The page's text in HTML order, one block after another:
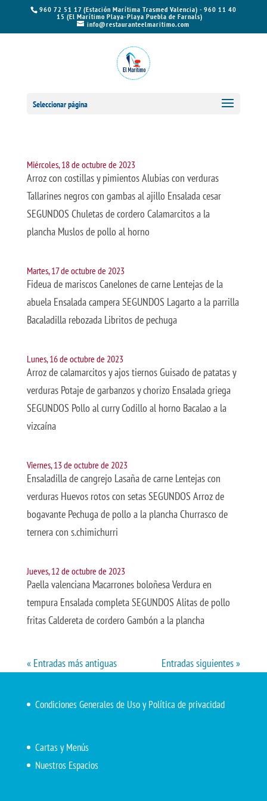
960 72 51 17 (Estación Marítima Trasmed Valencia) - 960 11 40
15 (El Marítimo Playa-Playa Puebla de Farnals)
info@restauranteelmaritimo.com
Seleccionar página
Miércoles, 18 de octubre de 2023
Arroz con costillas y pimientos Alubias con verduras
Tallarines negros con gambas al ajillo Ensalada cesar
SEGUNDOS Chuletas de cordero Calamarcitos a la
plancha Muslos de pollo al horno
Martes, 17 de octubre de 2023
Fideua de mariscos Canelones de carne Lentejas de la
abuela Ensalada campera SEGUNDOS Lagarto a la parrilla
Bacaladilla rebozada Libritos de pechuga
Lunes, 16 de octubre de 2023
Arroz de calamarcitos y ajos tiernos Guisado de patatas y
verduras Potaje de garbanzos y chorizo Ensalada griega
SEGUNDOS Pollo al curry Codillo al horno Bacalao a la
vizcaína
Viernes, 13 de octubre de 2023
Ensaladilla de cangrejo Lasaña de carne Lentejas con
verduras Huevos rotos con setas SEGUNDOS Arroz de
bogavante Pechuga de pollo a la plancha Churrasco de
ternera con s.chimichurri
Jueves, 12 de octubre de 2023
Paella valenciana Macarrones boloñesa Verdura en
tempura Ensalada completa SEGUNDOS Alitas de pollo
fritas Caldereta de cordero Gambón a la plancha
« Entradas más antiguas Entradas siguientes »
Condiciones Generales de Uso y Política de privacidad
Cartas y Menús
Nuestros Espacios